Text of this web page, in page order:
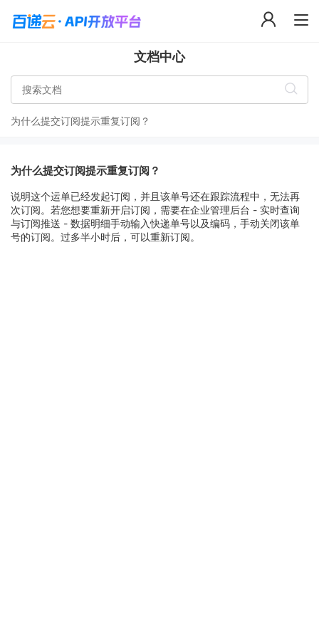
文档中心
为什么提交订阅提示重复订阅？
为什么提交订阅提示重复订阅？
说明这个运单已经发起订阅，并且该单号还在跟踪流程中，无法再
次订阅。若您想要重新开启订阅，需要在企业管理后台 - 实时查询
与订阅推送 - 数据明细手动输入快递单号以及编码，手动关闭该单
号的订阅。过多半小时后，可以重新订阅。